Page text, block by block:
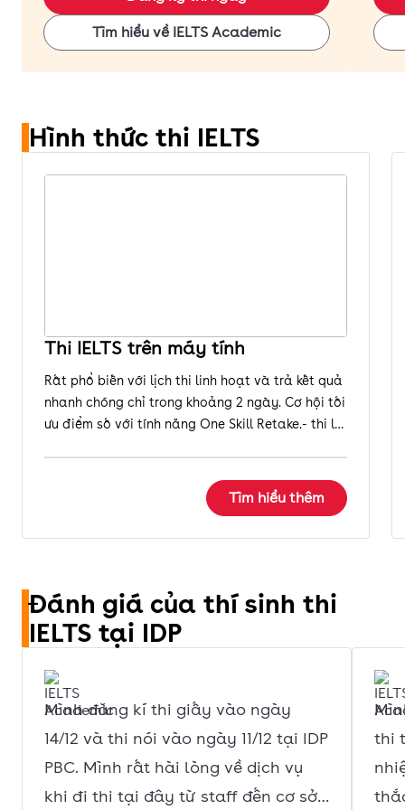
Tìm hiểu về IELTS Academic
Hình thức thi IELTS
Thi IELTS trên máy tính
Rất phổ biến với lịch thi linh hoạt và trả kết quả
nhanh chóng chỉ trong khoảng 2 ngày. Cơ hội tối
ưu điểm số với tính năng One Skill Retake.- thi lại
Tìm hiểu thêm
Đánh giá của thí sinh thi
IELTS tại IDP
Mình đăng kí thi giấy vào ngày
14/12 và thi nói vào ngày 11/12 tại IDP
PBC. Mình rất hài lòng về dịch vụ
khi đi thi tại đây từ staff đến cơ sở
thi